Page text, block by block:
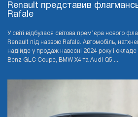
Renault представив
Rafale
У світі відбулася світова прем’єра нового
Renault під назвою Rafale. Автомобіль,
надійде у продаж навесні 2024 року і
Benz GLC Coupe, BMW X4 та Audi Q5 ...